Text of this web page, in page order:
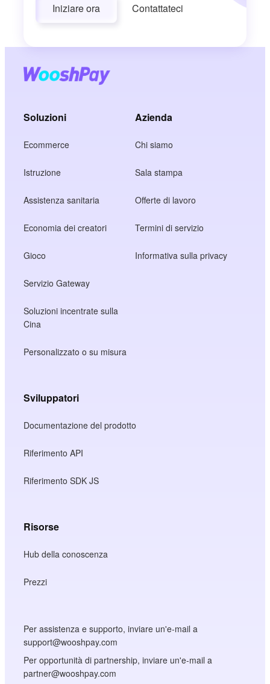
Iniziare ora Contattateci
Soluzioni
Ecommerce
Istruzione
Assistenza sanitaria
Economia dei creatori
Gioco
Servizio Gateway
Soluzioni incentrate sulla
Cina
Personalizzato o su misura
Azienda
Chi siamo
Sala stampa
Offerte di lavoro
Termini di servizio
Informativa sulla privacy
Sviluppatori
Documentazione del prodotto
Riferimento API
Riferimento SDK JS
Risorse
Hub della conoscenza
Prezzi
Per assistenza e supporto, inviare un'e-mail a
support@wooshpay.com
Per opportunità di partnership, inviare un'e-mail a
partner@wooshpay.com